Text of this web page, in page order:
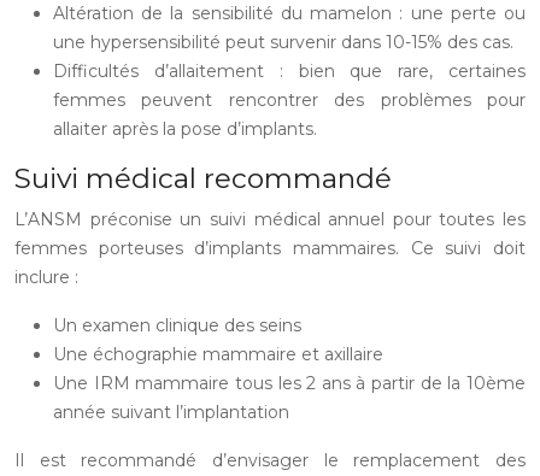
Altération de la sensibilité du mamelon : une perte ou
une hypersensibilité peut survenir dans 10-15% des cas.
Difficultés d’allaitement : bien que rare, certaines
femmes peuvent rencontrer des problèmes pour
allaiter après la pose d’implants.
Suivi médical recommandé
L’ANSM préconise un suivi médical annuel pour toutes les
femmes porteuses d’implants mammaires. Ce suivi doit
inclure :
Un examen clinique des seins
Une échographie mammaire et axillaire
Une IRM mammaire tous les 2 ans à partir de la 10ème
année suivant l’implantation
Il est recommandé d’envisager le remplacement des